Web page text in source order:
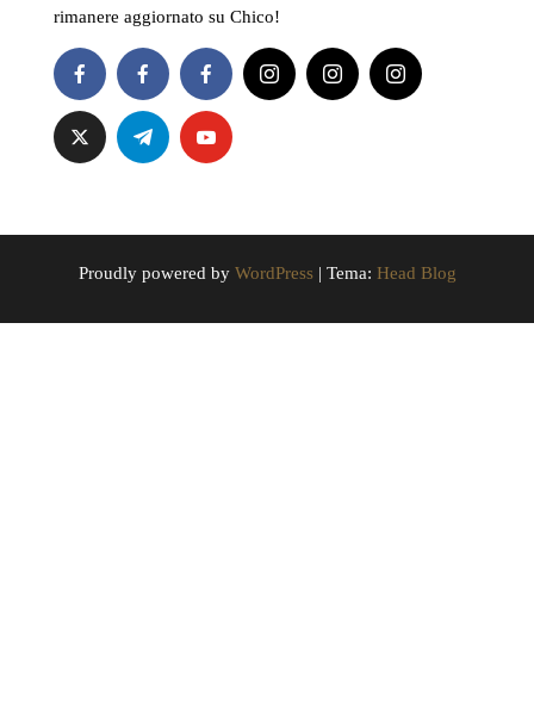
rimanere aggiornato su Chico!
Proudly powered by WordPress | Tema: Head Blog